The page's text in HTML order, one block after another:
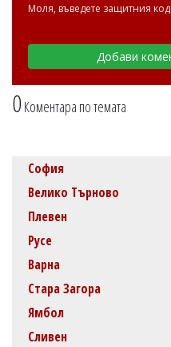
0Коментара по темата
Моля, въведете защитния код
София
Велико Търново
Плевен
Русе
Варна
Стара Загора
Ямбол
Сливен